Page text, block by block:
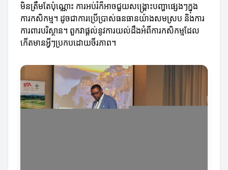
មិនត្រឹមតែប៉ុណ្ណោះ ការអប់រំក៏អាចជួយសង្គ្រោះបញ្ហាផ្សេងៗក្នុង
ការកសិកម្ម។ ដូចជាការប្រើប្រាស់ធនធានយ៉ាងសមស្រប និងការ
ការពារបរិស្ថាន។ ពួកវាផ្តល់នូវការយល់ដឹងអំពីការកសិកម្មដែល
កើតមានអ្វីៗប្រកបដោយចីរភាព។